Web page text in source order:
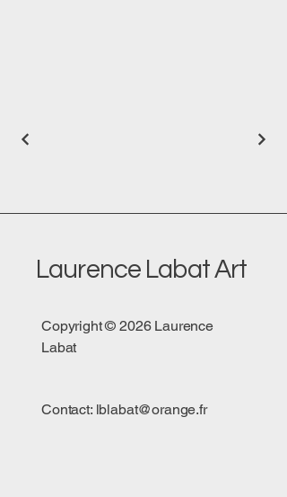
Laurence Labat Art
Copyright © 2026 Laurence
Labat
Contact: lblabat@orange.fr